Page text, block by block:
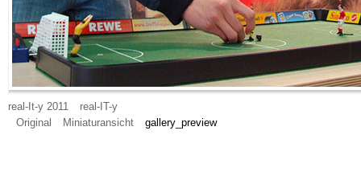
real-It-y 2011
real-IT-y
Original
Miniaturansicht gallery_preview